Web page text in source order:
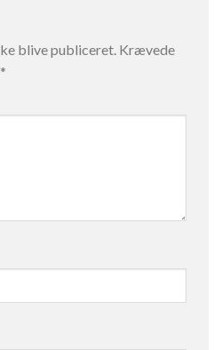
blive publiceret. Krævede
*